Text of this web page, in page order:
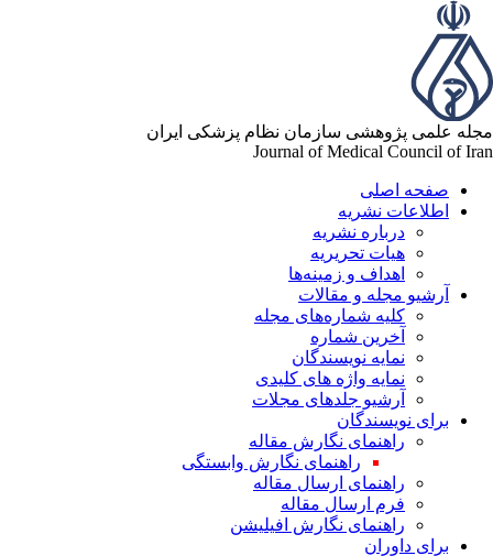
علمی پژوهشی سازمان نظام پزشکی ایران
Journal of Medical Council of
صفحه اصلی
اطلاعات نشریه
درباره نشریه
هیات تحریریه
اهداف و زمینه‌ها
آرشیو مجله و مقالات
کلیه شماره‌های مجله
آخرین شماره
نمایه نویسندگان
نمایه واژه های کلیدی
آرشیو جلدهای مجلات
برای نویسندگان
راهنمای نگارش مقاله
راهنمای نگارش وابستگی
راهنمای ارسال مقاله
فرم ارسال مقاله
راهنمای نگارش افیلیشن
برای داوران